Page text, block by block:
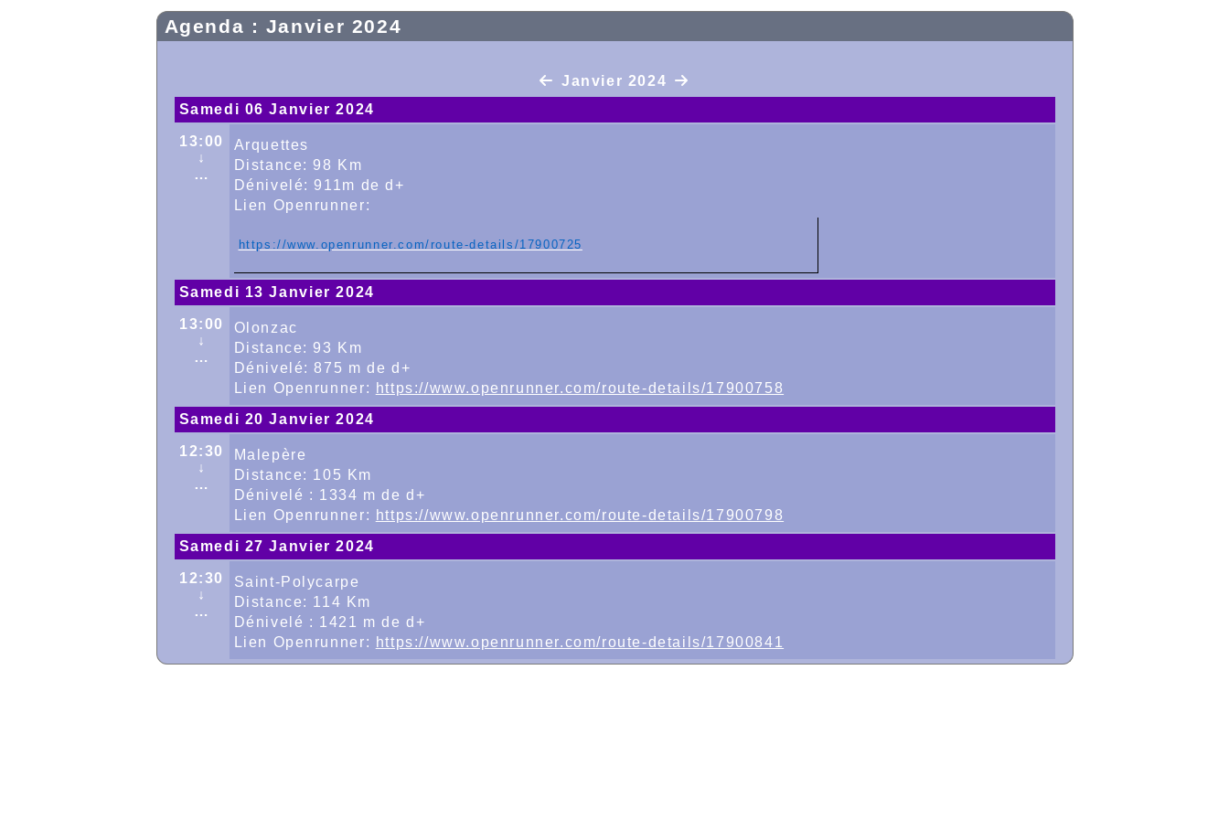
Agenda : Janvier 2024
Janvier 2024
Samedi 06 Janvier 2024
13:00
↓
…
Arquettes
Distance: 98 Km
Dénivelé: 911m de d+
Lien Openrunner:
https://www.openrunner.com/route-details/17900725
Samedi 13 Janvier 2024
13:00
↓
…
Olonzac
Distance: 93 Km
Dénivelé: 875 m de d+
Lien Openrunner: https://www.openrunner.com/route-details/17900758
Samedi 20 Janvier 2024
12:30
↓
…
Malepère
Distance: 105 Km
Dénivelé : 1334 m de d+
Lien Openrunner: https://www.openrunner.com/route-details/17900798
Samedi 27 Janvier 2024
12:30
↓
…
Saint-Polycarpe
Distance: 114 Km
Dénivelé : 1421 m de d+
Lien Openrunner: https://www.openrunner.com/route-details/17900841